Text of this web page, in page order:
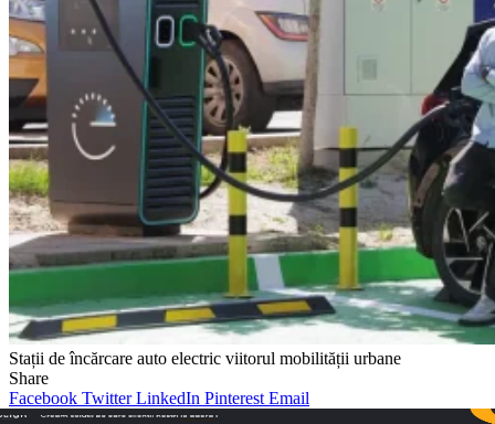
Stații de încărcare auto electric viitorul mobilității urbane
Share
Facebook Twitter LinkedIn Pinterest Email